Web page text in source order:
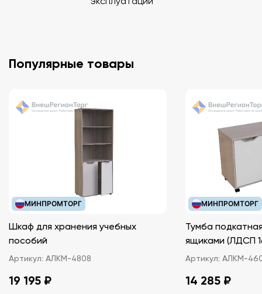
Популярные товары
МИНПРОМТОРГ
Шкаф для хранения учебных
пособий
Артикул: АЛКМ-4808
19 195 ₽
МИНПРОМТОРГ
Тумба
ящиками
Артикул: АЛКМ-
14 285 ₽